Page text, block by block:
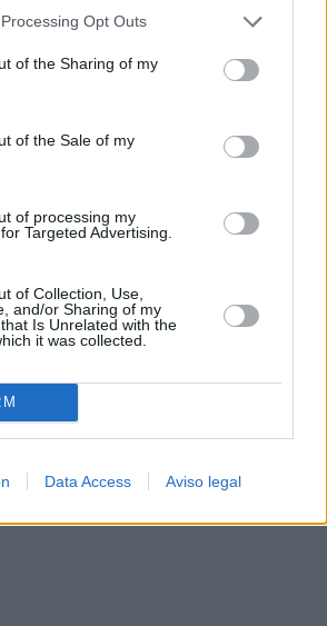
Tenga en cuenta que algún
pero usted tiene el derecho de
Sus preferencias se aplicarán
de nuevo en este sitio web o
de privacidad.
Opt Outs
of the Sharing of my
of the Sale of my
of processing my
Targeted Advertising.
of Collection, Use,
and/or Sharing of my
Is Unrelated with the
it was collected.
Data Access Aviso legal